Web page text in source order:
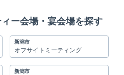
ー会場・宴会場を探す
新潟市
オフサイトミーティング
新潟市